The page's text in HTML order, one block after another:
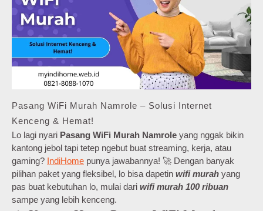
Pasang WiFi Murah Namrole – Solusi Internet
Kenceng & Hemat!
Lo lagi nyari Pasang WiFi Murah Namrole yang nggak bikin
kantong jebol tapi tetep ngebut buat streaming, kerja, atau
gaming? IndiHome punya jawabannya! 🚀 Dengan banyak
pilihan paket yang fleksibel, lo bisa dapetin wifi murah yang
pas buat kebutuhan lo, mulai dari wifi murah 100 ribuan
sampe yang lebih kenceng.